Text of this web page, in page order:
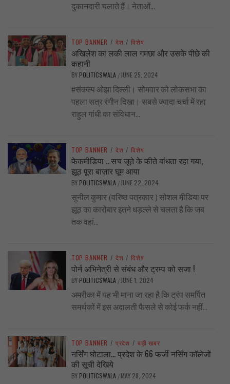
दुकानदारी चलाते हैं। नेताओं...
TOP BANNER / देश / विशेष
अखिलेश का लकी लाल गमछा और उसके पीछे की
कहानी
BY POLITICSWALA / JUNE 25, 2024
#संकल्प ओझा दिल्ली। सोमवार को लोकसभा का
पहला सत्र रंगीन दिखा। सबसे ज्यादा चर्चा में रहा
राहुल गांधी का संविधान...
TOP BANNER / देश / विशेष
फेकमीडिया .. सच जूते के फीते बांधता रहा गया,
झूठ पूरा बाज़ार घूम आया
BY POLITICSWALA / JUNE 22, 2024
सुनील कुमार (वरिष्ठ पत्रकार ) सोशल मीडिया पर
झूठ का कारोबार इतने धड़ल्ले से चलता है कि जब
तक वहां...
TOP BANNER / देश / विशेष
पोर्न अभिनेत्री से संबंध और ट्रम्प को सजा !
BY POLITICSWALA / JUNE 1, 2024
अमरीका में यह भी माना जा रहा है कि ट्रंप समर्पित
समर्थकों में इस अदालती फैसले से कोई फर्क नहीं...
TOP BANNER / प्रदेश / बड़ी खबर
नर्सिंग घोटाला… प्रदेश के 66 फर्जी नर्सिंग कॉलेजों
की सूची देखिये
BY POLITICSWALA / MAY 28, 2024